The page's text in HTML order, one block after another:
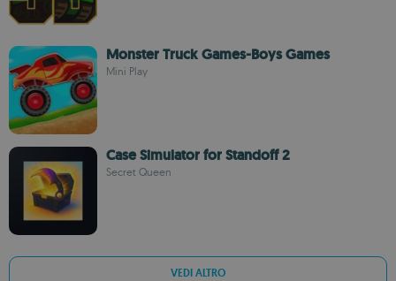
Monster Truck Games-Boys Games
Mini Play
Case Simulator for Standoff 2
Secret Queen
VEDI ALTRO